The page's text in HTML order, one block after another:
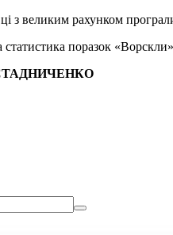
з великим рахунком
статистика поразок
СТАДНИЧЕНКО